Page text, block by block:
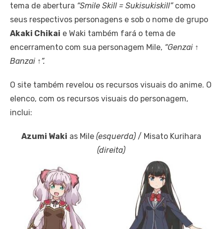
tema de abertura “Smile Skill = Sukisukiskill”como
seus respectivos personagens e sob o nome de grupo
Akaki Chikai e Waki ​​também fará o tema de
encerramento com sua personagem Mile, “Genzai ↑
Banzai ↑”.
O site também revelou os recursos visuais do anime. O
elenco, com os recursos visuais do personagem,
inclui:
Azumi Waki as Mile(esquerda)/ Misato Kurihara
(direita)